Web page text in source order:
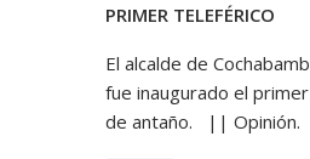
PRIMER TELEFÉRICO
El alcalde de
fue inaugurado el
de antaño. || Opinión.